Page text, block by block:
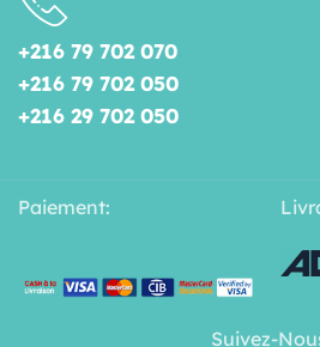
+216 79 702 070
+216 79 702 050
+216 29 702 050
Paiement:
Suivez-